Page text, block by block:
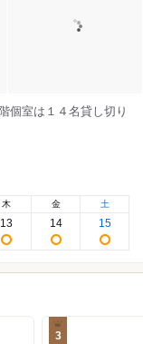
個室は１４名貸し切り
木
13
金
14
土
15
3